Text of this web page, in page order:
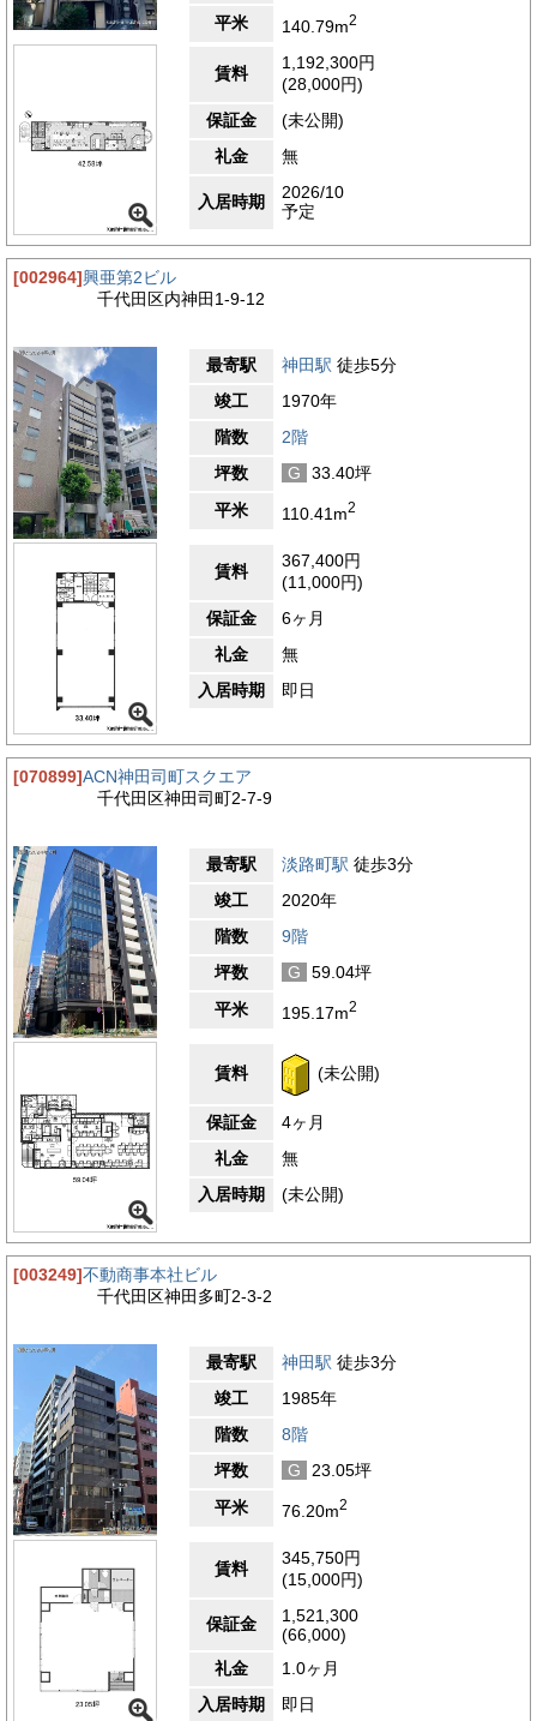
平米
140.79m2
賃料
1,192,300円
(28,000円)
保証金
(未公開)
礼金
無
入居時期
2026/10
予定
[002964]興亜第2ビル
千代田区内神田1-9-12
最寄駅 神田駅 徒歩5分
竣工
1970年
階数
2階
坪数
G
33.40坪
平米
110.41m2
賃料
367,400円
(11,000円)
保証金
6ヶ月
礼金
無
入居時期
即日
[070899]ACN神田司町スクエア
千代田区神田司町2-7-9
最寄駅 淡路町駅 徒歩3分
竣工
2020年
階数
9階
坪数
G
59.04坪
平米
195.17m2
賃料 (未公開)
保証金
4ヶ月
礼金
無
入居時期
(未公開)
[003249]不動商事本社ビル
千代田区神田多町2-3-2
最寄駅 神田駅 徒歩3分
竣工
1985年
階数
8階
坪数
G
23.05坪
平米
76.20m2
賃料
345,750円
(15,000円)
保証金
1,521,300
(66,000)
礼金
1.0ヶ月
入居時期
即日